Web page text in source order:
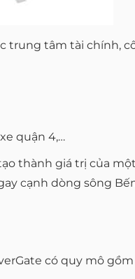
trung tâm tài chính,
quận 4,…
thành giá trị của
cạnh dòng sông
có quy mô gồm